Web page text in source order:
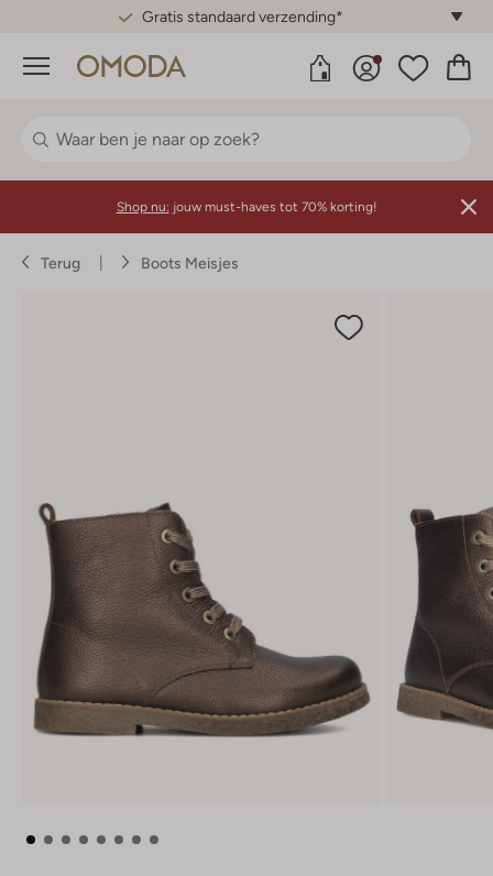
Gratis standaard verzending*
Menu
Shop nu: jouw must-haves tot 70% korting!
Terug Boots Meisjes